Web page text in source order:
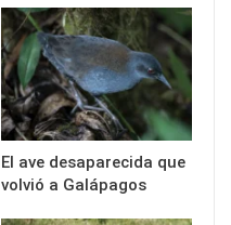
El ave desaparecida que
volvió a Galápagos